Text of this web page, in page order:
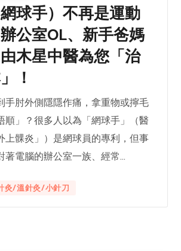
球手）不再是運動
公室OL、新手爸媽
木星中醫為您「治
！
手肘外側隱隱作痛，拿重物或擰毛
順」？很多人以為「網球手」（醫
上髁炎」）是網球員的專利，但事
著電腦的辦公室一族、經常...
灸/溫針灸/小針刀